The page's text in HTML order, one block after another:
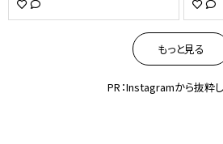
ダンス #コパンコスモ #コパン
大垣 #copin_at0402
#コパ
白菜#
もっと見る
PR：Instagramから抜粋